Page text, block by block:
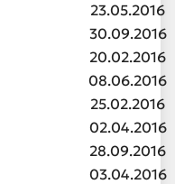
23.05.2016
30.09.2016
20.02.2016
08.06.2016
25.02.2016
02.04.2016
28.09.2016
03.04.2016